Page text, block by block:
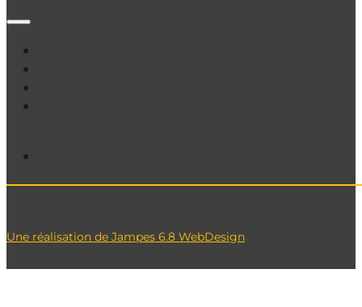
Une réalisation de Jampes 6.8 WebDesign